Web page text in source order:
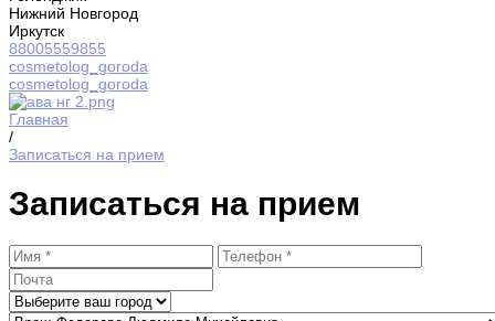
Нижний Новгород
Иркутск
88005559855
cosmetolog_goroda
cosmetolog_goroda
Главная
/
Записаться на прием
Записаться на прием